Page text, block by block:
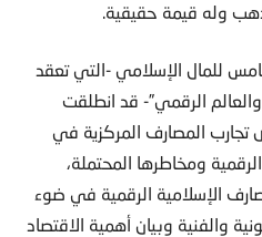
وله قيمة حقيقية.
للمال الإسلامي -التي تعقد
الرقمي”- قد انطلقت
تجارب المصارف المركزية في
ومخاطرها المحتملة،
الإسلامية الرقمية في ضوء
والفنية وبيان أهمية الاقتصاد